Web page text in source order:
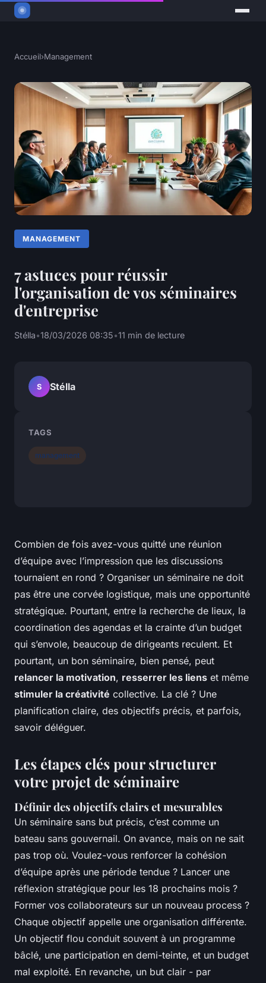
Accueil›Management
MANAGEMENT
7 astuces pour réussir
l'organisation de vos séminaires
d'entreprise
Stélla•18/03/2026 08:35•11 min de lecture
Combien de fois avez-vous quitté une réunion
d’équipe avec l’impression que les discussions
tournaient en rond ? Organiser un séminaire ne doit
pas être une corvée logistique, mais une opportunité
stratégique. Pourtant, entre la recherche de lieux, la
coordination des agendas et la crainte d’un budget
qui s’envole, beaucoup de dirigeants reculent. Et
pourtant, un bon séminaire, bien pensé, peut
relancer la motivation, resserrer les liens et même
stimuler la créativité collective. La clé ? Une
planification claire, des objectifs précis, et parfois,
savoir déléguer.
Les étapes clés pour structurer
votre projet de séminaire
Définir des objectifs clairs et mesurables
Un séminaire sans but précis, c’est comme un
bateau sans gouvernail. On avance, mais on ne sait
pas trop où. Voulez-vous renforcer la cohésion
d’équipe après une période tendue ? Lancer une
réflexion stratégique pour les 18 prochains mois ?
Former vos collaborateurs sur un nouveau process ?
Chaque objectif appelle une organisation différente.
Un objectif flou conduit souvent à un programme
bâclé, une participation en demi-teinte, et un budget
mal exploité. En revanche, un but clair - par
S Stélla
TAGS
management